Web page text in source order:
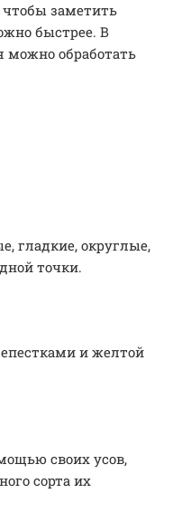
чтобы заметить
быстрее. В
можно обработать
гладкие, округлые,
точки.
и желтой
своих усов,
сорта их